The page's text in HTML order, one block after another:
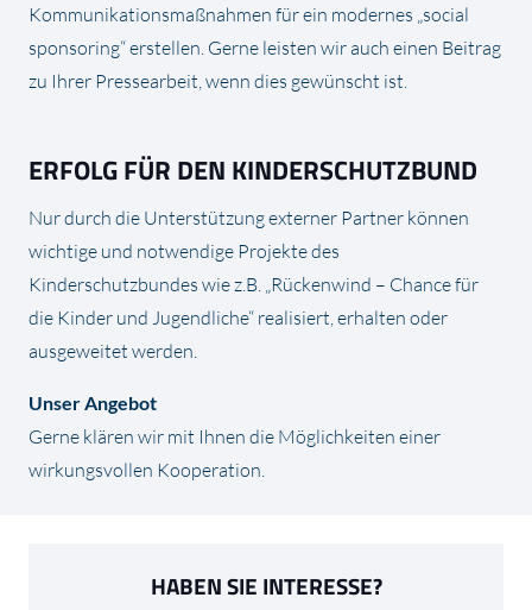
Kommunikationsmaßnahmen für ein modernes „social
sponsoring“ erstellen. Gerne leisten wir auch einen Beitrag
zu Ihrer Pressearbeit, wenn dies gewünscht ist.
ERFOLG FÜR DEN KINDERSCHUTZBUND
Nur durch die Unterstützung externer Partner können
wichtige und notwendige Projekte des
Kinderschutzbundes wie z.B. „Rückenwind – Chance für
die Kinder und Jugendliche“ realisiert, erhalten oder
ausgeweitet werden.
Unser Angebot
Gerne klären wir mit Ihnen die Möglichkeiten einer
wirkungsvollen Kooperation.
HABEN SIE INTERESSE?